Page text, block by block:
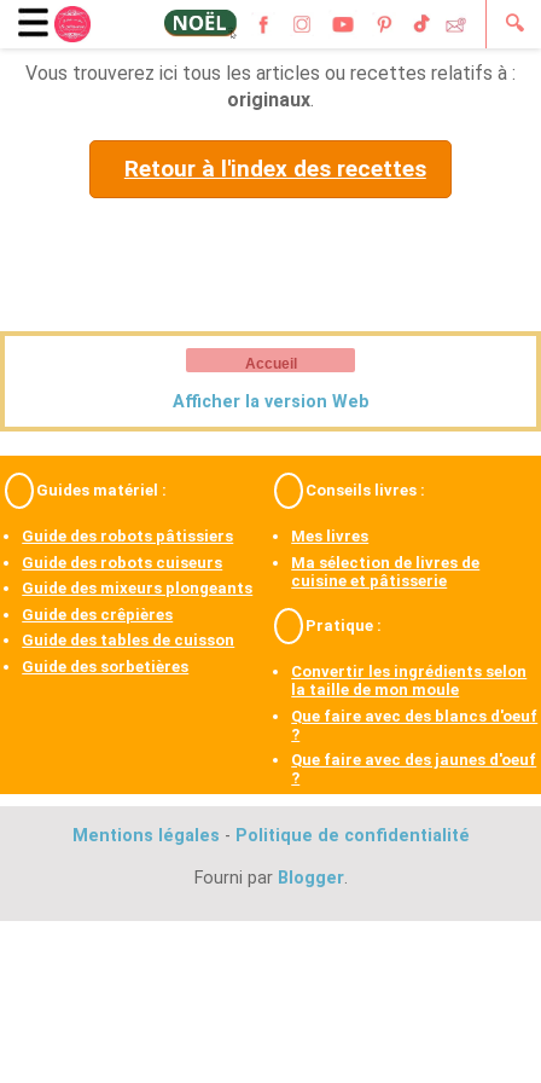
🔍
Vous trouverez ici tous les articles ou recettes relatifs à :
originaux
Retour à l'index des recettes
Accueil
Afficher la version Web
Guides matériel :
Guide des robots pâtissiers
Guide des robots cuiseurs
Guide des mixeurs plongeants
Guide des crêpières
Guide des tables de cuisson
Guide des sorbetières
Conseils livres :
Mes livres
Ma sélection de livres de
cuisine et pâtisserie
Pratique :
Convertir les ingrédients selon
la taille de mon moule
Que faire avec des blancs d'oeuf
?
Que faire avec des jaunes d'oeuf
?
Mentions légales - Politique de confidentialité
Fourni par Blogger.